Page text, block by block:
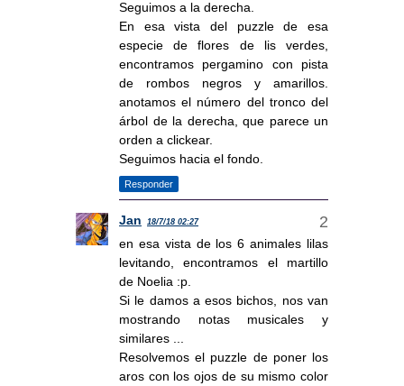
Seguimos a la derecha.
En esa vista del puzzle de esa
especie de flores de lis verdes,
encontramos pergamino con pista
de rombos negros y amarillos.
anotamos el número del tronco del
árbol de la derecha, que parece un
orden a clickear.
Seguimos hacia el fondo.
Responder
Jan 18/7/18 02:27
en esa vista de los 6 animales lilas
levitando, encontramos el martillo
de Noelia :p.
Si le damos a esos bichos, nos van
mostrando notas musicales y
similares ...
Resolvemos el puzzle de poner los
aros con los ojos de su mismo color